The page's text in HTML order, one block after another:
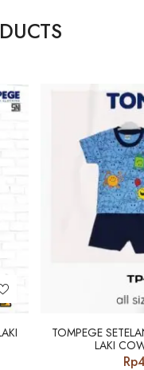
TOMPEGE
LAKI
Rp